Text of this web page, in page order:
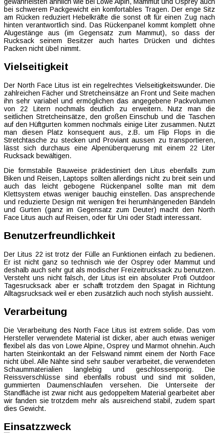
bei schwerem Packgewicht ein komfortables Tragen. Der enge Sitz
am Rücken reduziert Hebelkräfte die sonst oft für einen Zug nach
hinten verantwortlich sind. Das Rückenpanel kommt komplett ohne
Alugestänge aus (im Gegensatz zum Mammut), so dass der
Rucksack seinem Besitzer auch hartes Drücken und dichtes
Packen nicht übel nimmt.
Vielseitigkeit
Der North Face Litus ist ein regelrechtes Vielseitigkeitswunder. Die
zahlreichen Fächer und Stretcheinsätze an Front und Seite machen
ihn sehr variabel und ermöglichen das angegebene Packvolumen
von 22 Litern nochmals deutlich zu erweitern. Nutz man die
seitlichen Stretcheinsätze, den großen Einschub und die Taschen
auf den Hüftgurten kommen nochmals einige Liter zusammen. Nutzt
man diesen Platz konsequent aus, z.B. um Flip Flops in die
Stretchtasche zu stecken und Proviant aussen zu transportieren,
lässt sich durchaus eine Alpenüberquerung mit einem 22 Liter
Rucksack bewältigen.
Die formstabile Bauweise prädestiniert den Litus ebenfalls zum
Biken und Reisen, Laptops sollten allerdings nicht zu breit sein und
auch das leicht gebogene Rückenpanel sollte man mit dem
Klettsystem etwas weniger bauchig einstellen. Das ansprechende
und reduzierte Design mit wenigen frei herumhängeneden Bändeln
und Gurten (ganz im Gegensatz zum Deuter) macht den North
Face Litus auch auf Reisen, oder für Uni oder Stadt interessant.
Benutzerfreundlichkeit
Der Litus 22 ist trotz der Fülle an Funktionen einfach zu bedienen.
Er ist nicht ganz so technisch wie der Osprey oder Mammut und
deshalb auch sehr gut als modischer Freizeitrucksack zu benutzen.
Versteht uns nicht falsch, der Litus ist ein absoluter Profi Outdoor
Tagesrucksack aber er schafft trotzdem den Spagat in Richtung
Alltagsrucksack weil er eben zusätzlich auch noch stylish aussieht.
Verarbeitung
Die Verarbeitung des North Face Litus ist extrem solide. Das vom
Hersteller verwendete Material ist dicker, aber auch etwas weniger
flexibel als das von Lowe Alpine, Osprey und Marmot ohnehin. Auch
harten Steinkontakt an der Felswand nimmt einem der North Face
nicht übel. Alle Nähte sind sehr sauber verarbeitet, die verwendeten
Schaummaterialien langlebig und geschlossenporig. Die
Reissverschlüsse sind ebenfalls robust und sind mit soliden,
gummierten Daumenschlaufen versehen. Die Unterseite der
Standfläche ist zwar nicht aus gedoppeltem Material gearbeitet aber
wir fanden sie trotzdem mehr als ausreichend stabil, zudem spart
dies Gewicht.
Einsatzzweck